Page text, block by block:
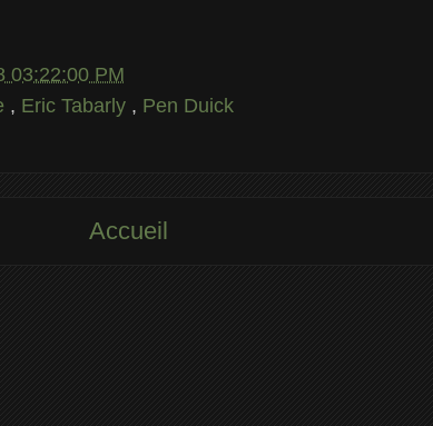
03:22:00 PM
, Eric Tabarly , Pen Duick
Accueil